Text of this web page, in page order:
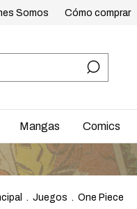
Somos Cómo comprar
Mangas Comics
ENVÍOS A
. Juegos . One Piece